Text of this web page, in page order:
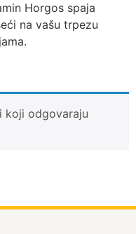
Horgos spaja
na vašu trpezu
koji odgovaraju